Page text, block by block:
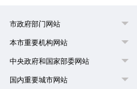
市政府部门网站
本市重要机构网站
中央政府和国家部委网站
国内重要城市网站